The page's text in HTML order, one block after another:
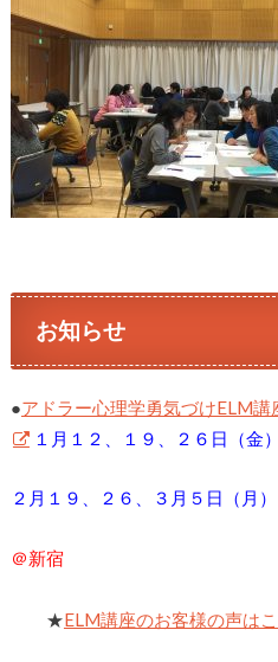
お知らせ
●アドラー心理学勇気づけELM講
１月１２、１９、２６日（金）
２月１９、２６、３月５日（月）
＠新宿
★ELM講座のお客様の声は